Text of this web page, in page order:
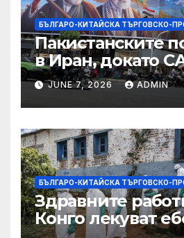
БЪЛГАРО-КИТАЙСКА ТЪРГОВСКО-
Пакистанските
в Иран, докато
дронове, Ливан
JUNE 7, 2026 ADMIN
БЪЛГАРО-КИТАЙСКА ТЪРГОВСКО-
Здравните
Конго лекуват